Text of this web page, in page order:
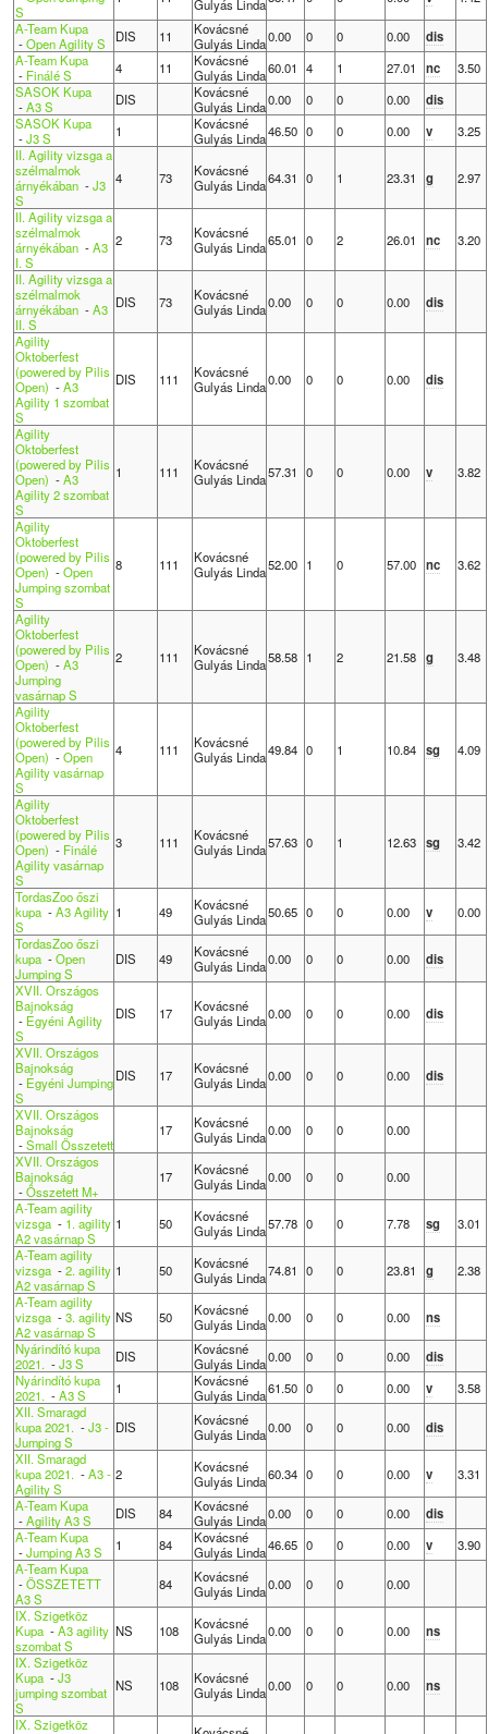
S
Gulyás Linda
A-Team Kupa
-Open Agility S DIS 11
Kovácsné
Gulyás Linda0.00 0 0 0.00
dis
A-Team Kupa
- Finálé S 4 11
Kovácsné
Gulyás Linda60.01 4 1 27.01 nc
3.50
SASOK Kupa
-A3 S DIS
Kovácsné
Gulyás Linda0.00 0 0 0.00
dis
SASOK Kupa
-J3 S 1
Kovácsné
Gulyás Linda46.50 0 0 0.00 v
3.25
II. Agility vizsga a
szélmalmok
árnyékában-J3
S
4 73
Kovácsné
Gulyás Linda64.31 0 1 23.31 g 2.97
II. Agility vizsga a
szélmalmok
árnyékában-A3
I. S
2 73
Kovácsné
Gulyás Linda65.01 0 2 26.01 nc 3.20
II. Agility vizsga a
szélmalmok
árnyékában-A3
II. S
DIS 73
Kovácsné
Gulyás Linda0.00 0 0 0.00 dis
Agility
Oktoberfest
(powered by Pilis
Open) -A3
Agility 1 szombat
S
DIS 111
Kovácsné
Gulyás Linda0.00 0 0 0.00 dis
Agility
Oktoberfest
(powered by Pilis
Open) -A3
Agility 2 szombat
S
1 111
Kovácsné
Gulyás Linda57.31 0 0 0.00 v 3.82
Agility
Oktoberfest
(powered by Pilis
Open) -Open
Jumping szombat
S
8 111
Kovácsné
Gulyás Linda52.00 1 0 57.00 nc 3.62
Agility
Oktoberfest
(powered by Pilis
Open) -A3
Jumping
vasárnap S
2 111
Kovácsné
Gulyás Linda58.58 1 2 21.58 g 3.48
Agility
Oktoberfest
(powered by Pilis
Open) -Open
Agility vasárnap
S
4 111
Kovácsné
Gulyás Linda49.84 0 1 10.84 sg 4.09
Agility
Oktoberfest
(powered by Pilis
Open) - Finálé
Agility vasárnap
S
3 111
Kovácsné
Gulyás Linda57.63 0 1 12.63 sg 3.42
TordasZoo őszi
kupa-A3 Agility
S
1 49
Kovácsné
Gulyás Linda50.65 0 0 0.00 v
0.00
TordasZoo őszi
kupa-Open
Jumping S
DIS 49
Kovácsné
Gulyás Linda0.00 0 0 0.00
dis
XVII. Országos
Bajnokság
- Egyéni Agility
S
DIS 17
Kovácsné
Gulyás Linda0.00 0 0 0.00 dis
XVII. Országos
Bajnokság
- Egyéni Jumping
S
DIS 17
Kovácsné
Gulyás Linda0.00 0 0 0.00 dis
XVII. Országos
Bajnokság
-Small Összetett
17
Kovácsné
Gulyás Linda0.00 0 0
0.00
XVII. Országos
Bajnokság
-Összetett M+
17
Kovácsné
Gulyás Linda0.00 0 0
0.00
A-Team agility
vizsga- 1. agility
A2 vasárnap S
1 50
Kovácsné
Gulyás Linda57.78 0 0 7.78 sg
3.01
A-Team agility
vizsga-2. agility
A2 vasárnap S
1 50
Kovácsné
Gulyás Linda74.81 0 0 23.81 g
2.38
A-Team agility
vizsga-3. agility
A2 vasárnap S
NS 50
Kovácsné
Gulyás Linda0.00 0 0 0.00
ns
Nyárindító kupa
2021.-J3 S DIS
Kovácsné
Gulyás Linda0.00 0 0 0.00
dis
Nyárindító kupa
2021.-A3 S 1
Kovácsné
Gulyás Linda61.50 0 0 0.00 v
3.58
XII. Smaragd
kupa 2021.-J3 -
Jumping S
DIS
Kovácsné
Gulyás Linda0.00 0 0 0.00
dis
XII. Smaragd
kupa 2021.-A3 -
Agility S
2
Kovácsné
Gulyás Linda60.34 0 0 0.00 v
3.31
A-Team Kupa
-Agility A3 S DIS 84
Kovácsné
Gulyás Linda0.00 0 0 0.00
dis
A-Team Kupa
-Jumping A3 S 1 84
Kovácsné
Gulyás Linda46.65 0 0 0.00 v
3.90
A-Team Kupa
-ÖSSZETETT
A3 S
84
Kovácsné
Gulyás Linda0.00 0 0
0.00
IX. Szigetköz
Kupa-A3 agility
szombat S
NS 108
Kovácsné
Gulyás Linda0.00 0 0 0.00
ns
IX. Szigetköz
Kupa-J3
jumping szombat
S
NS 108
Kovácsné
Gulyás Linda0.00 0 0 0.00 ns
IX. Szigetköz